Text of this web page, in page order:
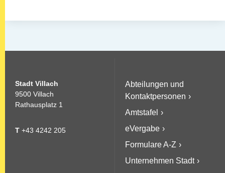
Stadt Villach
9500 Villach
Rathausplatz 1
T +43 4242 205
Abteilungen und
Kontaktpersonen
Amtstafel
eVergabe
Formulare A-Z
Unternehmen Stadt